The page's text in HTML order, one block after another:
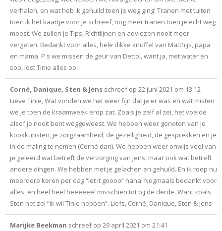
verhalen, en wat heb ik gehuild toen je weg ging! Tranen met tuiten
toen ik het kaartje voor je schreef, nog meer tranen toen je echt weg
moest. We zullen je Tips, Richtlijnen en adviezen nooit meer
vergeten. Bedankt voor alles, hele dikke knuffel van Matthijs, papa
en mama. P.s we missen de geur van Dettol, want ja, met water en
sop, lost Tinie alles op.
Corné, Danique, Sten & Jens schreef op 22 juni 2021 om 13:12
Lieve Tinie, Wat vonden we het weer fijn dat je er was en wat misten
we je toen de kraamweek erop zat. Zoals je zelf al zei, het voelde
alsof je nooit bent weggeweest. We hebben weer genoten van je
kookkunsten, je zorgzaamheid, de gezelligheid, de gesprekken en je
in de maling te nemen (Corné dan). We hebben weer onwijs veel van
je geleerd wat betreft de verzorging van Jens, maar ook wat betreft
andere dingen. We hebben met je gelachen en gehuild. En ik roep nu
meerdere keren per dag “let it goooo” haha! Nogmaals bedankt voor
alles, en heel heel heeeeeel misschien tot bij de derde. Want zoals
Sten het zei “ik wil Tinie hebben”. Liefs, Corné, Danique, Sten & Jens
Marijke Beekman schreef op 29 april 2021 om 21:41